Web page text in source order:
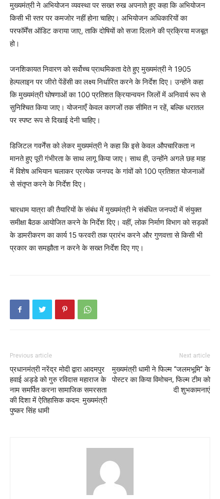
मुख्यमंत्री ने अभियोजन व्यवस्था पर सख्त रुख अपनाते हुए कहा कि अभियोजन
किसी भी स्तर पर कमजोर नहीं होना चाहिए। अभियोजन अधिकारियों का
परफॉर्मेंस ऑडिट कराया जाए, ताकि दोषियों को सजा दिलाने की प्रक्रिया मजबूत
हो।
जनशिकायत निवारण को सर्वोच्च प्राथमिकता देते हुए मुख्यमंत्री ने 1905
हेल्पलाइन पर जीरो पेंडेंसी का लक्ष्य निर्धारित करने के निर्देश दिए। उन्होंने कहा
कि मुख्यमंत्री घोषणाओं का 100 प्रतिशत क्रियान्वयन जिलों में अनिवार्य रूप से
सुनिश्चित किया जाए। योजनाएँ केवल कागजों तक सीमित न रहें, बल्कि धरातल
पर स्पष्ट रूप से दिखाई देनी चाहिए।
डिजिटल गवर्नेंस को लेकर मुख्यमंत्री ने कहा कि इसे केवल औपचारिकता न
मानते हुए पूरी गंभीरता के साथ लागू किया जाए। साथ ही, उन्होंने अगले छह माह
में विशेष अभियान चलाकर प्रत्येक जनपद के गांवों को 100 प्रतिशत योजनाओं
से संतृप्त करने के निर्देश दिए।
चारधाम यात्रा की तैयारियों के संबंध में मुख्यमंत्री ने संबंधित जनपदों में संयुक्त
समीक्षा बैठक आयोजित करने के निर्देश दिए। वहीं, लोक निर्माण विभाग को सड़कों
के डामरीकरण का कार्य 15 फरवरी तक प्रारंभ करने और गुणवत्ता से किसी भी
प्रकार का समझौता न करने के सख्त निर्देश दिए गए।
Previous article
प्रधानमंत्री नरेंद्र मोदी द्वारा आदमपुर
हवाई अड्डे को गुरु रविदास महाराज के
नाम समर्पित करना सामाजिक समरसता
की दिशा में ऐतिहासिक कदम: मुख्यमंत्री
पुष्कर सिंह धामी
Next article
मुख्यमंत्री धामी ने फिल्म “जलमभूमि” के
पोस्टर का किया विमोचन, फिल्म टीम को
दी शुभकामनाएं